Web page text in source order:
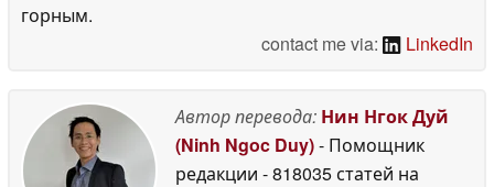
горным.
contact me via:
LinkedIn
Автор перевода: Нин Нгок Дуй
(Ninh Ngoc Duy)- Помощник
редакции - 818035 статей на